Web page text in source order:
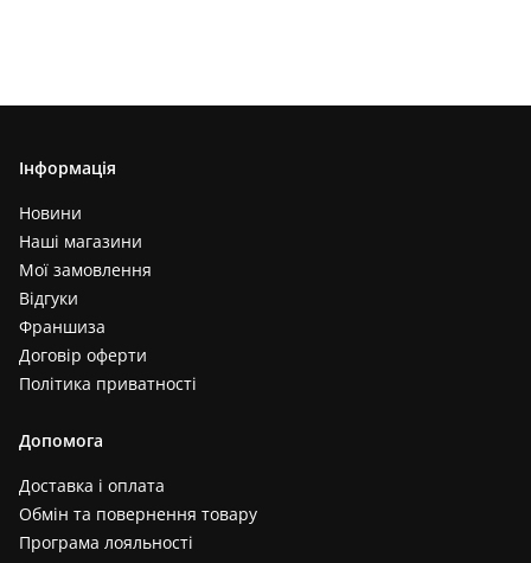
Інформація
Новини
Наші магазини
Мої замовлення
Відгуки
Франшиза
Договір оферти
Політика приватності
Допомога
Доставка і оплата
Обмін та повернення товару
Програма лояльності